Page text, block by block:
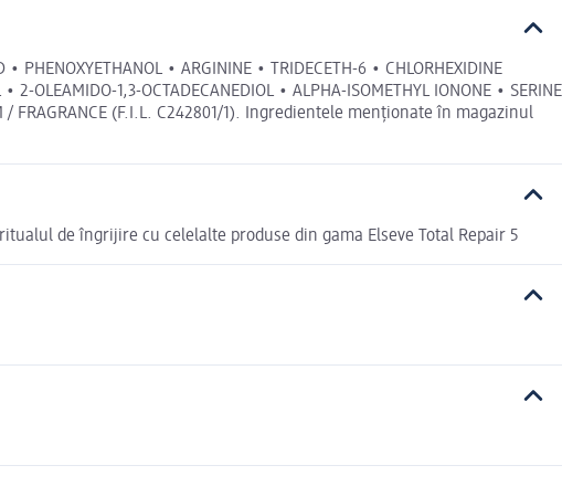
PHENOXYETHANOL • ARGININE • TRIDECETH-6 • CHLORHEXIDINE
2-OLEAMIDO-1,3-OCTADECANEDIOL • ALPHA-ISOMETHYL IONONE • SERINE
/ FRAGRANCE (F.I.L. C242801/1). Ingredientele menționate în magazinul
de îngrijire cu celelalte produse din gama Elseve Total Repair 5